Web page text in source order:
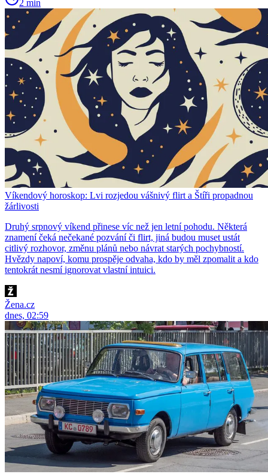
2 min
Víkendový horoskop: Lvi rozjedou vášnivý flirt a Štíři propadnou
žárlivosti
Druhý srpnový víkend přinese víc než jen letní pohodu. Některá
znamení čeká nečekané pozvání či flirt, jiná budou muset ustát
citlivý rozhovor, změnu plánů nebo návrat starých pochybností.
Hvězdy napoví, komu prospěje odvaha, kdo by měl zpomalit a kdo
tentokrát nesmí ignorovat vlastní intuici.
Žena.cz
dnes, 02:59